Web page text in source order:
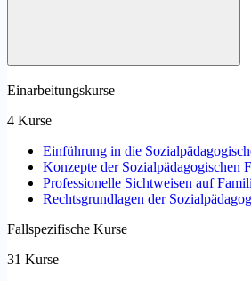
Einarbeitungskurse
4 Kurse
Einführung in die
Konzepte der Sozialpädagogischen
Professionelle Sichtweisen auf
Rechtsgrundlagen der
Fallspezifische Kurse
31 Kurse